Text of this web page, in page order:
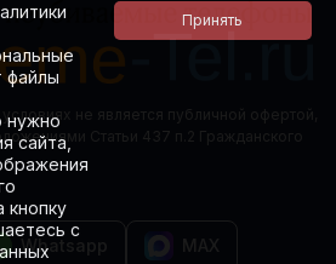
не является публичной офертой,
Статьи 437 п.2 Гражданского
Whatsapp
файлы
нужно
сайта,
кнопку
с